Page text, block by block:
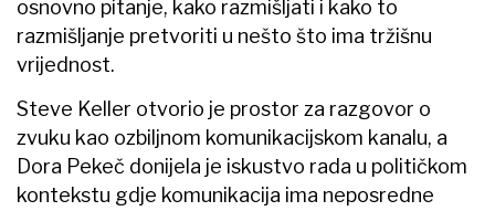
osnovno pitanje, kako razmišljati i kako to
razmišljanje pretvoriti u nešto što ima tržišnu
vrijednost.
Steve Keller otvorio je prostor za razgovor o
zvuku kao ozbiljnom komunikacijskom kanalu, a
Dora Pekeč donijela je iskustvo rada u političkom
kontekstu gdje komunikacija ima neposredne